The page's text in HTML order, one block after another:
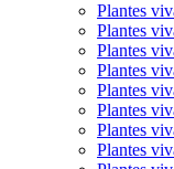
Plantes
Plantes
Plantes
Plantes
Plantes
Plantes
Plantes
Plantes